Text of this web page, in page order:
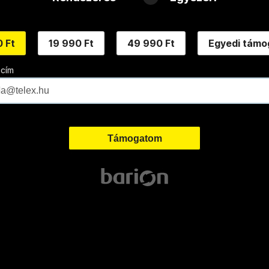
Ft 19 990 Ft 49 990 Ft Egyedi